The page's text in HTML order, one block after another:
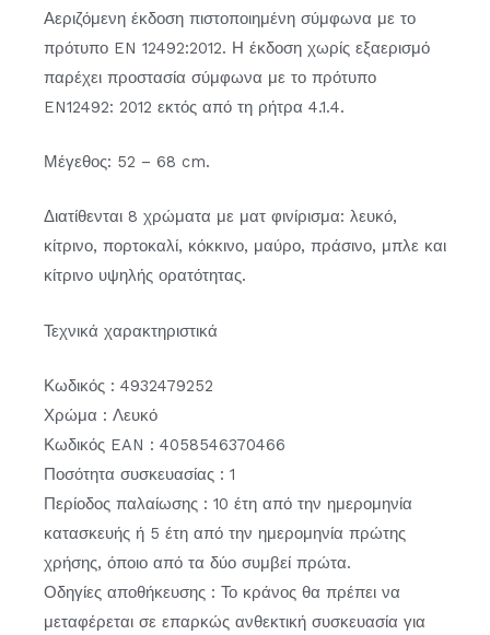
Αεριζόμενη έκδοση πιστοποιημένη σύμφωνα με το
πρότυπο EN 12492:2012. Η έκδοση χωρίς εξαερισμό
παρέχει προστασία σύμφωνα με το πρότυπο
EN12492: 2012 εκτός από τη ρήτρα 4.1.4.
Μέγεθος: 52 – 68 cm.
Διατίθενται 8 χρώματα με ματ φινίρισμα: λευκό,
κίτρινο, πορτοκαλί, κόκκινο, μαύρο, πράσινο, μπλε και
κίτρινο υψηλής ορατότητας.
Τεχνικά χαρακτηριστικά
Κωδικός : 4932479252
Χρώμα : Λευκό
Κωδικός EAN : 4058546370466
Ποσότητα συσκευασίας : 1
Περίοδος παλαίωσης : 10 έτη από την ημερομηνία
κατασκευής ή 5 έτη από την ημερομηνία πρώτης
χρήσης, όποιο από τα δύο συμβεί πρώτα.
Οδηγίες αποθήκευσης : Το κράνος θα πρέπει να
μεταφέρεται σε επαρκώς ανθεκτική συσκευασία για